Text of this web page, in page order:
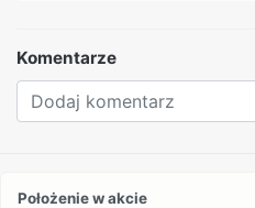
Komentarze
Położenie w akcie